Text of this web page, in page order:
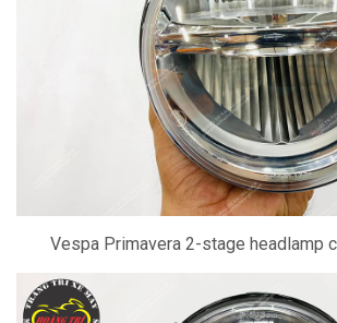
Vespa Primavera 2-stage headlamp